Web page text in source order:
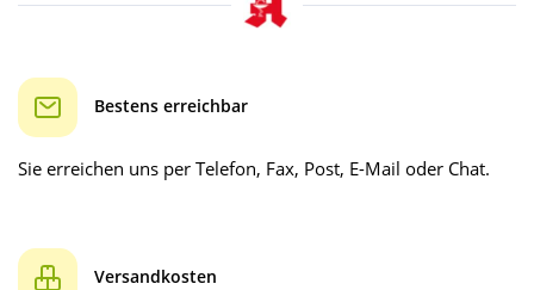
Bestens erreichbar
Sie erreichen uns per Telefon, Fax, Post, E-Mail oder Chat.
Versandkosten